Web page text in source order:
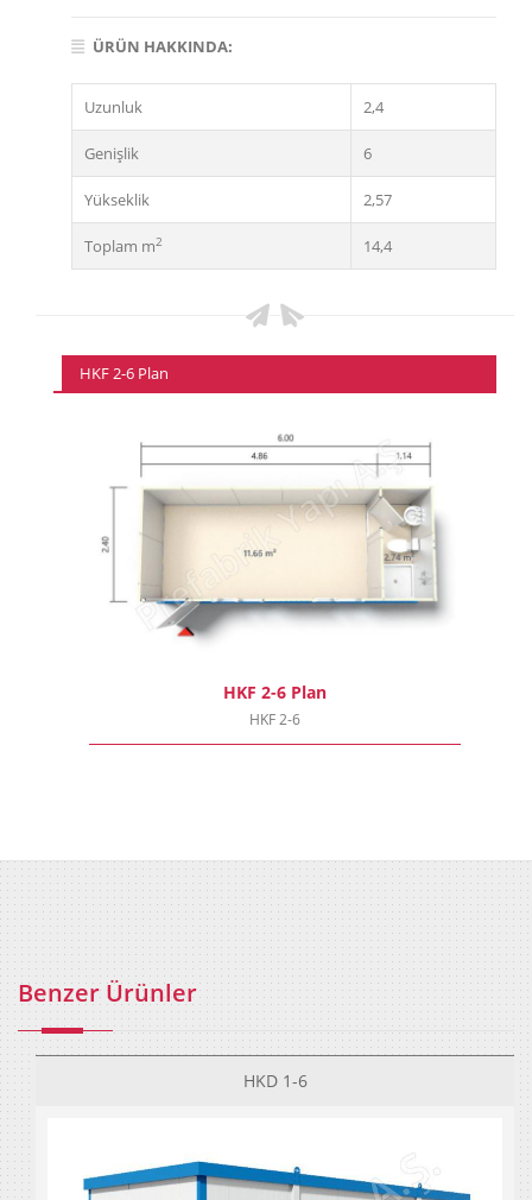
ÜRÜN HAKKINDA:
Uzunluk 2,4
Genişlik 6
Yükseklik 2,57
Toplam m2 14,4
HKF 2-6 Plan
HKF 2-6 Plan
HKF 2-6
Benzer Ürünler
HKD 1-6